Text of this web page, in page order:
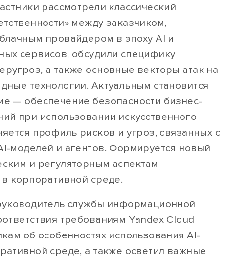
рассмотрели классический
между заказчиком,
провайдером в эпоху AI и
сервисов, обсудили специфику
а также основные векторы атак на
технологии. Актуальным становится
— обеспечение безопасности бизнес-
при использовании искусственного
профиль рисков и угроз, связанных с
моделей и агентов. Формируется новый
и регуляторным аспектам
корпоративной среде.
службы информационной
требованиям Yandex Cloud
об особенностях использования AI-
среде, а также осветил важные